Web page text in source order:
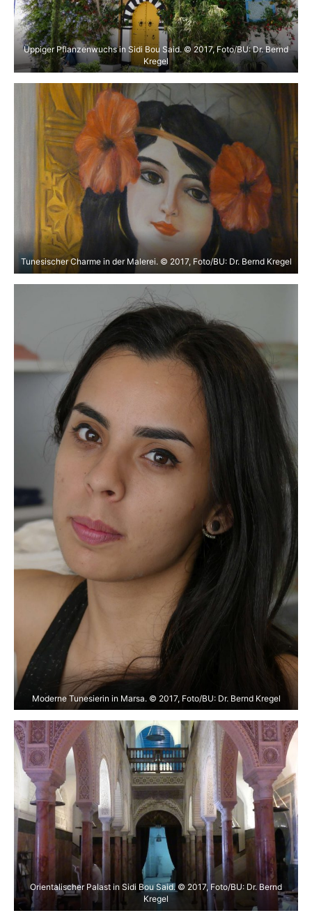
Üppiger Pflanzenwuchs in Sidi Bou Said. © 2017, Foto/BU: Dr. Bernd
Kregel
Tunesischer Charme in der Malerei. © 2017, Foto/BU: Dr. Bernd Kregel
Moderne Tunesierin in Marsa. © 2017, Foto/BU: Dr. Bernd Kregel
Orientalischer Palast in Sidi Bou Said. © 2017, Foto/BU: Dr. Bernd
Kregel